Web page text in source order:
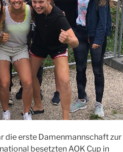
die erste Damenmannschaft zur
besetzten AOK Cup in